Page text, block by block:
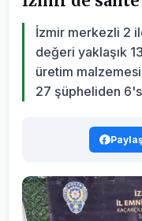
İzmir merkezli 2
değeri yaklaşık
üretim
27 şüpheliden